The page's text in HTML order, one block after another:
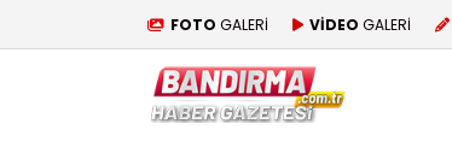
FOTO GALERİ VİDEO GALERİ